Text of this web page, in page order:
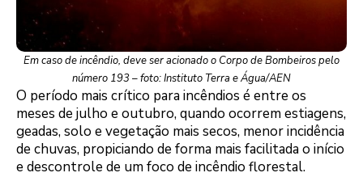
Em caso de incêndio, deve ser acionado o Corpo de Bombeiros pelo
número 193 – foto: Instituto Terra e Água/AEN
O período mais crítico para incêndios é entre os
meses de julho e outubro, quando ocorrem estiagens,
geadas, solo e vegetação mais secos, menor incidência
de chuvas, propiciando de forma mais facilitada o início
e descontrole de um foco de incêndio florestal.